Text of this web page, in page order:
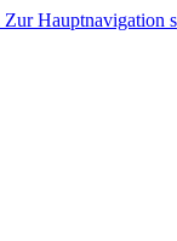
Zur Hauptnavigation